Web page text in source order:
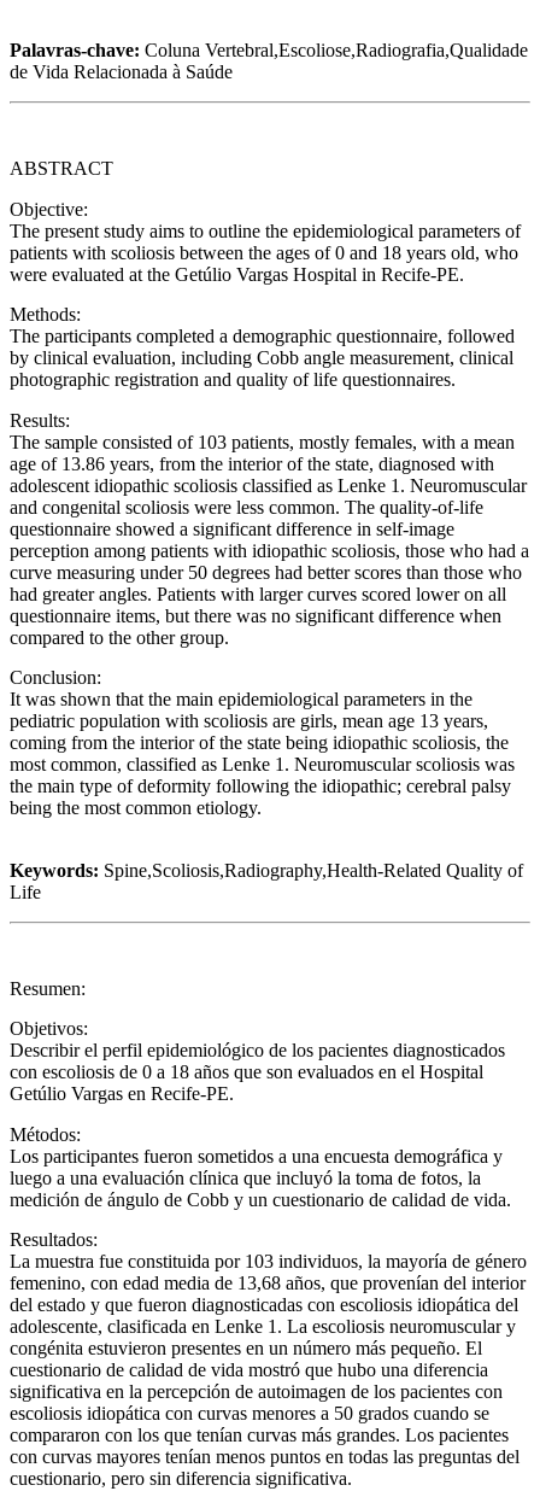
Palavras-chave: Coluna Vertebral,Escoliose,Radiografia,Qualidade
de Vida Relacionada à Saúde
ABSTRACT
Objective:
The present study aims to outline the epidemiological parameters of
patients with scoliosis between the ages of 0 and 18 years old, who
were evaluated at the Getúlio Vargas Hospital in Recife-PE.
Methods:
The participants completed a demographic questionnaire, followed
by clinical evaluation, including Cobb angle measurement, clinical
photographic registration and quality of life questionnaires.
Results:
The sample consisted of 103 patients, mostly females, with a mean
age of 13.86 years, from the interior of the state, diagnosed with
adolescent idiopathic scoliosis classified as Lenke 1. Neuromuscular
and congenital scoliosis were less common. The quality-of-life
questionnaire showed a significant difference in self-image
perception among patients with idiopathic scoliosis, those who had a
curve measuring under 50 degrees had better scores than those who
had greater angles. Patients with larger curves scored lower on all
questionnaire items, but there was no significant difference when
compared to the other group.
Conclusion:
It was shown that the main epidemiological parameters in the
pediatric population with scoliosis are girls, mean age 13 years,
coming from the interior of the state being idiopathic scoliosis, the
most common, classified as Lenke 1. Neuromuscular scoliosis was
the main type of deformity following the idiopathic; cerebral palsy
being the most common etiology.
Keywords: Spine,Scoliosis,Radiography,Health-Related Quality of
Life
Resumen:
Objetivos:
Describir el perfil epidemiológico de los pacientes diagnosticados
con escoliosis de 0 a 18 años que son evaluados en el Hospital
Getúlio Vargas en Recife-PE.
Métodos:
Los participantes fueron sometidos a una encuesta demográfica y
luego a una evaluación clínica que incluyó la toma de fotos, la
medición de ángulo de Cobb y un cuestionario de calidad de vida.
Resultados:
La muestra fue constituida por 103 individuos, la mayoría de género
femenino, con edad media de 13,68 años, que provenían del interior
del estado y que fueron diagnosticadas con escoliosis idiopática del
adolescente, clasificada en Lenke 1. La escoliosis neuromuscular y
congénita estuvieron presentes en un número más pequeño. El
cuestionario de calidad de vida mostró que hubo una diferencia
significativa en la percepción de autoimagen de los pacientes con
escoliosis idiopática con curvas menores a 50 grados cuando se
compararon con los que tenían curvas más grandes. Los pacientes
con curvas mayores tenían menos puntos en todas las preguntas del
cuestionario, pero sin diferencia significativa.